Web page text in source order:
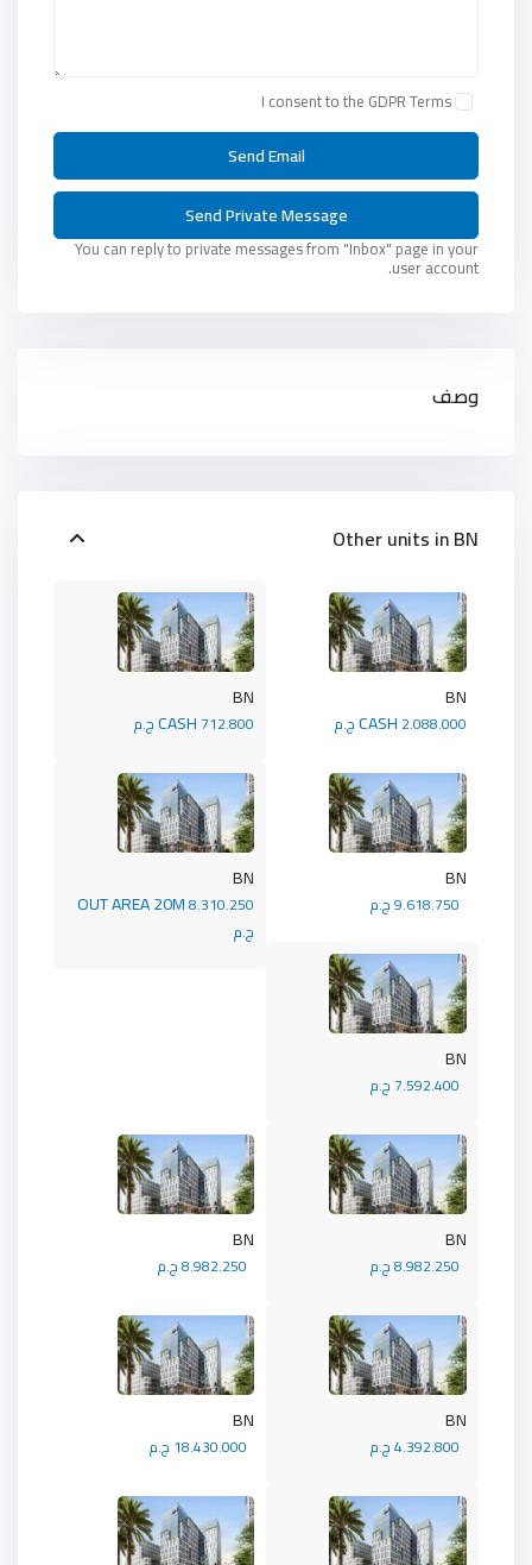
وصف
Other units inBN
BN
CASH 712.800 ج.م
BN
CASH 2.088.000 ج.م
BN
OUT AREA 20M8.310.250
ج.م
BN
BN
BN BN
BN BN
I consent to the GDPR Terms
You can reply to private messages from "Inbox" page in your
user account.